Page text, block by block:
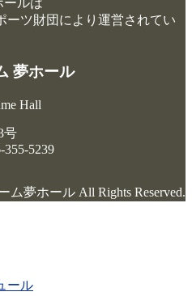
ールは
ーツ財団により運営されてい
夢ホール
Hall
号
5239
夢ホール All Rights Reserved.
ール